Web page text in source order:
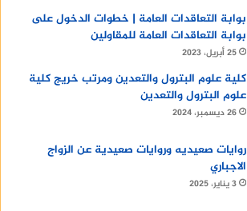
بوابة التعاقدات العامة | خطوات الدخول على
بوابة التعاقدات العامة للمقاولين
25 أبريل، 2023
كلية علوم البترول والتعدين ومرتب خريج كلية
علوم البترول والتعدين
26 ديسمبر، 2024
روايات صعيديه وروايات صعيدية عن الزواج
الاجباري
3 يناير، 2025